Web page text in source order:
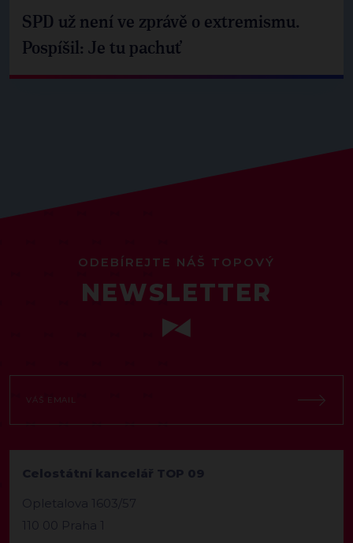
SPD už není ve zprávě o extremismu.
Pospíšil: Je tu pachuť
ODEBÍREJTE NÁŠ TOPOVÝ
NEWSLETTER
Celostátní kancelář TOP 09
Opletalova 1603/57
110 00 Praha 1